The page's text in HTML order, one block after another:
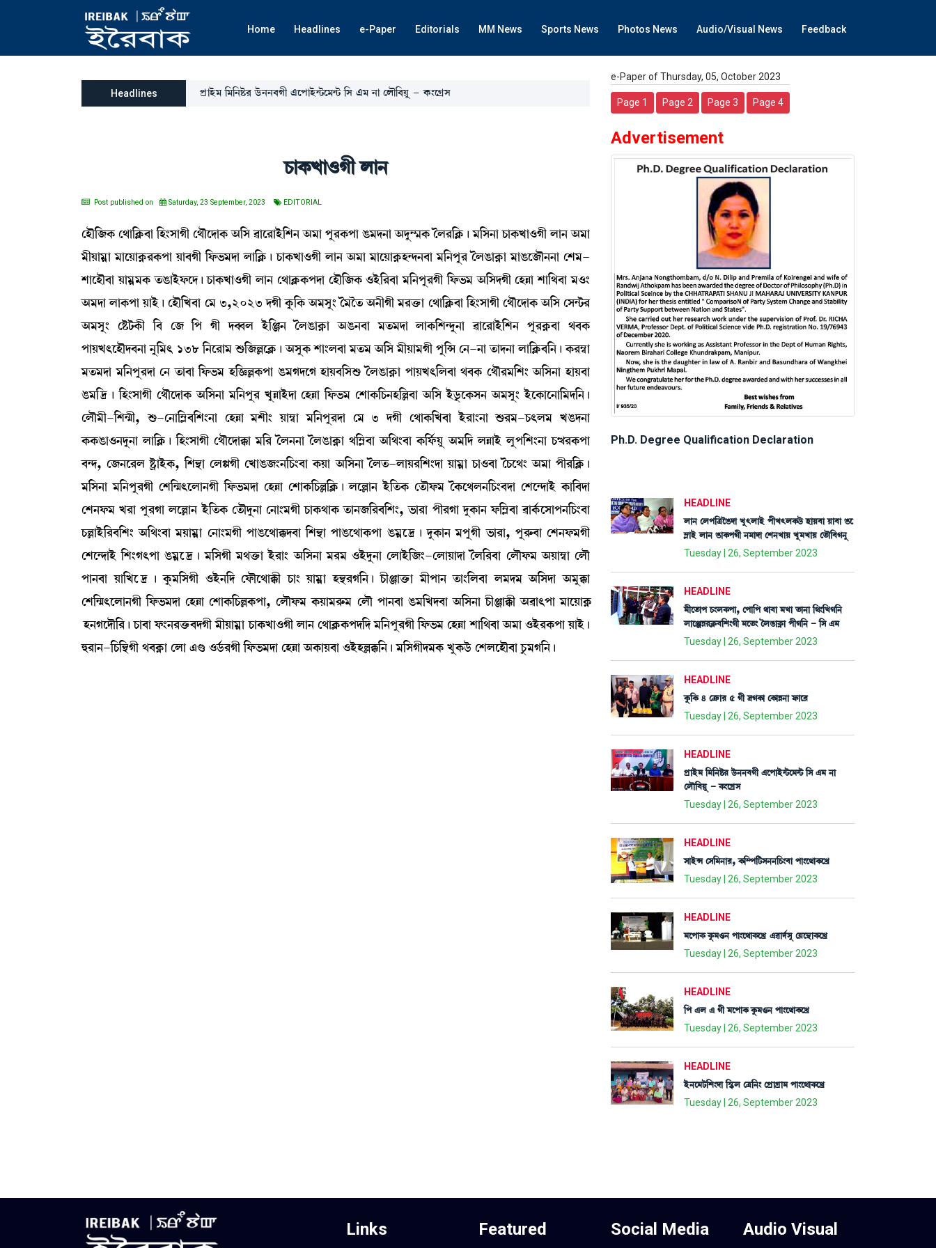
Home Headlines e-Paper Editorials MM News Sports News Photos News Audio/Visual News Feedback
Headlines šøàÒü³ [³[>Ê¡¹ l¡ü>>¤Kã &ìšàÒü@i¡ì³@i¡ [Î &³ >à ëºï[¤Úå - A¡}ìNøÎ
e-Paper of Thursday, 05, October 2023
Page 1 Page 2 Page 3 Page 4
W¡àA¡Jà*Kã ºà>
Post published on Saturday, 23 September, 2023 EDITORIAL
ëÒï[\A¡ ë=à[AÃ¡¤à [Ò}ÎàKã ë=ïìƒàA¡ "[Î ¯àì¹àÒü[Å> "³à šå¹A¡šà R¡³ƒ>à "ƒå´¶A¡ íº¹[AÃ¡¡ú ³[Î>à W¡àA¡Jà*Kã ºà> "³à
³ãÚà³¥à ³àìÚàA¥¡¹A¡šà Úà¤Kã [ó¡®¡³ƒà ºà[AÃ¡¡ú W¡àA¡Jà*Kã ºà> "³à ³àìÚàA¥¡Ò@ƒ>¤à ³[>šå¹ íºR¡àA¥¡à ³àR¡ì\ï>>à ëÅ³-
ÅàìÒï¤à Úà³¥³A¡ t¡R¡àÒüó¡ìƒ¡ú W¡àA¡Jà*Kã ºà> ë=àAÃ¡A¡šƒà ëÒï[\A¡ *Òü[¹¤à ³[>šå¹Kã [ó¡®¡³ "[ÎƒKã ëÒÄà Åà[=¤à ³*}
"³ƒà ºàA¡šà ÚàÒü¡ú ëÒï[J¤à ë³ 3,2023 ƒKã Aå¡[A¡ "³Îå} í³ît¡ ">ãKã ³¹v¡û¡à ë=à[AÃ¡¤à [Ò}ÎàKã ë=ïìƒàA¡ "[Î ëÎ@i¡¹
"³Îå} ëÊ¡i¡A¡ã [¤ ë\ [š Kã ƒ¤Œº Òü[g> íºR¡àA¥¡à "R¡>¤à ³t¡³ƒà ºàA¡[Å@ƒå>à ¯àì¹àÒü[Å> šå¹A¥¡¤à =¤A¡
šàÚJ;ìÒïƒ¤>à >å[³; 138 [>ì¹à³ Ç¡[\ÀìAÃ¡¡ú "ÎåA¡ Åà}º¤à ³t¡³ "[Î ³ãÚà³Kã šå[X ë>->à t¡àƒ>à ºà[AÃ¡¤[>¡ú A¡¹´¬à
³t¡³ƒà ³[>šå¹ƒà ë> t¡à¤à [ó¡®¡³ Ò[`¡ÀA¡šà R¡³KƒìK ÒàÚ¤[ÎÇ¡ íºR¡àA¥¡à šàÚJ;[º¤à =¤A¡ ë=ï¹³[Å} "[Î>à ÒàÚ¤à
R¡³[‰¡ú [Ò}ÎàKã ë=ïìƒàA¡ "[Î>à ³[>šå¹ JåÄàÒüƒà ëÒÄà [ó¡®¡³ ëÅàA¡[W¡>Ò[À¤à "[Î Òülå¡ìA¡Î> "³Îå} ÒüìA¡àì>à[³ƒ[>¡ú
ëºï³ã-[Å@µã, Ç¡-ë>à[´Ã¤[Å}>à ëÒÄà ³Åã} Úà´¬à ³[>šå¹ƒà ë³ 3 ƒKã ë=àA¡[J¤à Òü¹à}>à Ç¡¹³-W¡;º³ JR¡ƒ>à
A¡A¡R¡à*>ƒå>à ºà[AÃ¡¡ú [Ò}ÎàKã ë=ïìƒàB¡à ³[¹ íº>>à íºR¡àA¥¡à =[´Ã¤à "[=}¤à A¡[ó¢¡Úå "³[ƒ ºÄàÒü ºåš[Å}>à W¡x¹A¡šà
¤@ƒ, ë\>ì¹º Ê¡öàÒüA¡, [Å”‚à ëºÙKã ëJàR¡\}>[W¡}¤à A¡Úà "[Î>à íºt¡-ºàÚ¹[Å}ƒà Úà³¥à W¡à*¤à íW¡ì=} "³à šã¹[AÃ¡¡ú
³[Î>à ³[>šå¹Kã ëÅ[@µ;ìºà>Kã [ó¡®¡³ƒà ëÒÄà ëÅàA¡[W¡À[AÃ¡¡ú ºìÀà> Òü[t¡A¡ ët¡ïó¡³ íA¡ì=º>[W¡}¤ƒà ëÅì@ƒàÒü A¡à[¤ƒà
ëÅ>ó¡³ J¹à šå¹Kà ºìÀà> Òü[t¡A¡ ët¡ïƒå>à ë>à}³Kã W¡àA¡=àA¡ t¡à>\[¹¤[Å}, ®¡à¹à šã¹Kà ƒåA¡à> ó¡[´Ã¤à ¯àA¢¡ìÎàš>[W¡}¤à
W¡ÀàÒü[¹¤[Å} "[=}¤à ³Úà³¥à ë>à}³Kã šàR¡ì=àB¡ƒ¤à [Å”‚à šàR¡ì=àA¡šà R¡³¥ì‰¡ú ƒåA¡à> ³šåKã ®¡à¹à, šå¹ç¡¤à ëÅ>ó¡³Kã
ëÅì@ƒàÒü [Å}K;šà R¡³¥ì‰¡ú ³[ÎKã ³=v¡û¡à Òü¹à} "[Î>à ³¹³ *Òüƒå>à ëºàÒü[\}-ëºàÚàƒà íº[¹¤à ëºïó¡³ "Úà´¬à ëºï
šà>¤à Úà[Jì‰¡ú Aå¡³[ÎKã *Òü>[ƒ ëó¡ïì=àB¡ã W¡à} Úà³¥à Ò”‚¹K[>¡ú W¡ãgàv¡û¡à ³ãšà> t¡à}[º¤à º³ƒ³ "[Îƒà "³åB¡à
ëÅ[@µ;ìºà>Kã [ó¡®¡³ƒà ëÒÄà ëÅàA¡[W¡ÀA¡šà, ëºïó¡³ A¡Úà³¹ç¡³ ëºï šà>¤à R¡³[Jƒ¤à "[Î>à W¡ãgàB¡ã "¯à;šà ³àìÚàA¥
¡Ò>Kìƒï[¹¡ú W¡à¤à ó¡}>¹v¡û¡¤ƒKã ³ãÚà³¥à W¡àA¡Jà*Kã ºà> ë=àAÃ¡A¡šƒ[ƒ ³[>šå¹Kã [ó¡®¡³ ëÒÄà Åà[=¤à "³à *Òü¹A¡šà ÚàÒü¡ú
×¹à>-[W¡[”‚Kã =¤A¥¡à ëºà &r¡ *l¢¡¹Kã [ó¡®¡³ƒà ëÒÄà "A¡àÚ¤à *ÒüÒÀB¡[>¡ú ³[ÎKãƒ³A¡ JåA¡l¡ü ëÅºìÒï¤à Wå¡³K[>¡ú
Advertisement
Ph.D. Degree Qualification Declaration
HEADLINE
ºà> ëºš[yîR¡ƒà Jå;ºàÒü šãJ;ºA¡l¡ü ÒàÚ¤à Úà¤à R¡ì
´ÃàÒü ºà> R¡àA¡šKã >³àƒà ëÅ>JàÚ Jå³JàÚ ët¡ï[¤K>å
Tuesday | 26, September 2023
HEADLINE
³ãìt¡àš W¡}ºA¡šà, ëšà[š =à¤à ³Jà t¡à>à [=}[JK[>
ºàìgÄ¹AÃ¡¤[Å}Kã ³ìt¡} íºR¡àA¥¡à šãK[> - [Î &³
Tuesday | 26, September 2023
HEADLINE
Aå¡[A¡ 4 ëyû¡à¹ 5 Kã ‰KA¡à ëA¡àÄ>à ó¡àì¹
Tuesday | 26, September 2023
HEADLINE
šøàÒü³ [³[>Ê¡¹ l¡ü>>¤Kã &ìšàÒü@i¡ì³@i¡ [Î &³ >à
ëºï[¤Úå - A¡}ìNøÎ
Tuesday | 26, September 2023
HEADLINE
ÎàÒüX ëÎ[³>à¹, A¡[´š[i¡Î>>[W¡}¤à šà}ì=àA¡ìJø
Tuesday | 26, September 2023
HEADLINE
³ìšàA¡ Aå¡³*> šà}ì=àA¡ìJø &¯àƒ¢Îå ëÚì”‚àA¡ìJø
Tuesday | 26, September 2023
HEADLINE
[š &º & Kã ³ìšàA¡ Aå¡³*> šà}ì=àA¡ìJø
Tuesday | 26, September 2023
HEADLINE
Òü>ì³i¡[Å}ƒà [ÑHþº ëy[>} ëšøàNøà³ šà}ì=àA¡ìJø
Tuesday | 26, September 2023
Links Featured Social Media Audio Visual